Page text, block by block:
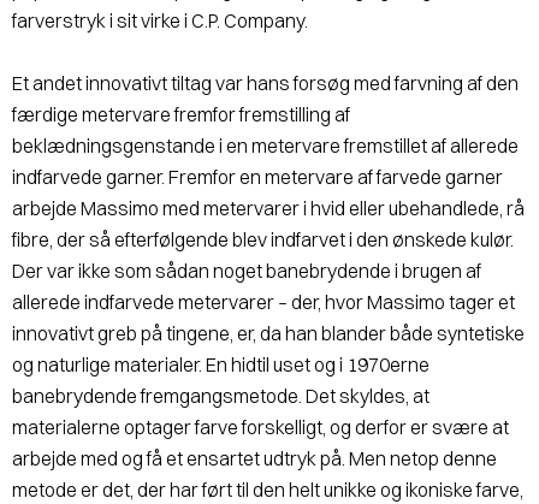
farverstryk i sit virke i C.P. Company.
Et andet innovativt tiltag var hans forsøg med farvning af den
færdige metervare fremfor fremstilling af
beklædningsgenstande i en metervare fremstillet af allerede
indfarvede garner. Fremfor en metervare af farvede garner
arbejde Massimo med metervarer i hvid eller ubehandlede, rå
fibre, der så efterfølgende blev indfarvet i den ønskede kulør.
Der var ikke som sådan noget banebrydende i brugen af
allerede indfarvede metervarer – der, hvor Massimo tager et
innovativt greb på tingene, er, da han blander både syntetiske
og naturlige materialer. En hidtil uset og i 1970erne
banebrydende fremgangsmetode. Det skyldes, at
materialerne optager farve forskelligt, og derfor er svære at
arbejde med og få et ensartet udtryk på. Men netop denne
metode er det, der har ført til den helt unikke og ikoniske farve,